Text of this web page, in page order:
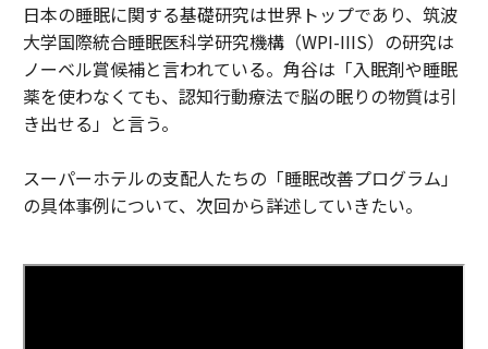
日本の睡眠に関する基礎研究は世界トップであり、筑波
大学国際統合睡眠医科学研究機構（WPI-IIIS）の研究は
ノーベル賞候補と言われている。角谷は「入眠剤や睡眠
薬を使わなくても、認知行動療法で脳の眠りの物質は引
き出せる」と言う。
スーパーホテルの支配人たちの「睡眠改善プログラム」
の具体事例について、次回から詳述していきたい。